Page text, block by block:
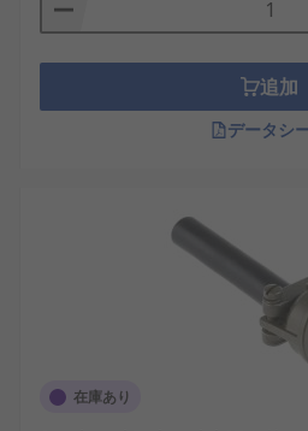
本のIoT市場で人気がありま
Electronics Industry）：
タバックシェルを製造し、
で高い評価を得ています。
なく、信号品質や装置の信頼性
ンポーネントです。国内産業の
ネルギーの拡大に伴い、今後ま
と予想されます。適切な選定と
な安定運用と高いコスパを実現
追加
データシ
在庫あり